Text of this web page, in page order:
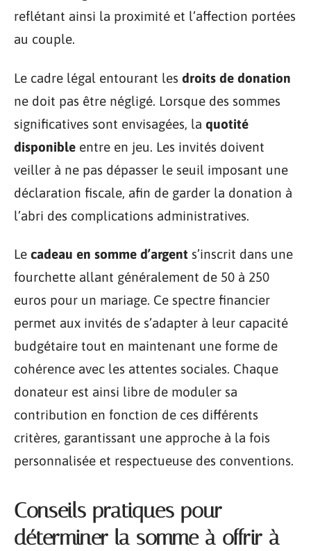
reflétant ainsi la proximité et l’affection portées
au couple.
Le cadre légal entourant les droits de donation
ne doit pas être négligé. Lorsque des sommes
significatives sont envisagées, la quotité
disponible entre en jeu. Les invités doivent
veiller à ne pas dépasser le seuil imposant une
déclaration fiscale, afin de garder la donation à
l’abri des complications administratives.
Le cadeau en somme d’argent s’inscrit dans une
fourchette allant généralement de 50 à 250
euros pour un mariage. Ce spectre financier
permet aux invités de s’adapter à leur capacité
budgétaire tout en maintenant une forme de
cohérence avec les attentes sociales. Chaque
donateur est ainsi libre de moduler sa
contribution en fonction de ces différents
critères, garantissant une approche à la fois
personnalisée et respectueuse des conventions.
Conseils pratiques pour
déterminer la somme à offrir à